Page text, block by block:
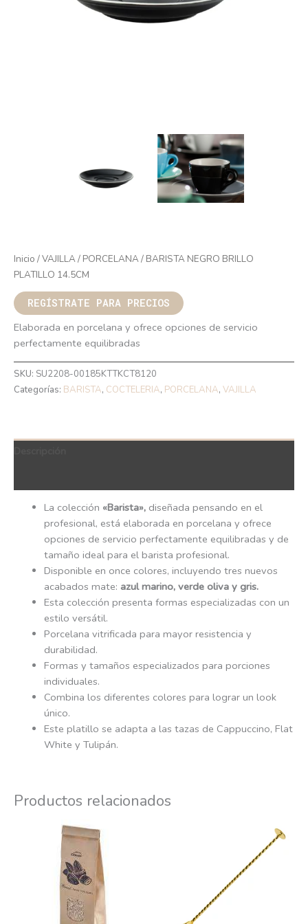
Inicio /VAJILLA/ PORCELANA/ BARISTA NEGRO BRILLO
PLATILLO 14.5CM
REGÍSTRATE PARA PRECIOS
Elaborada en porcelana y ofrece opciones de servicio
perfectamente equilibradas
SKU: SU2208-00185KTTKCT8120
Categorías: BARISTA, COCTELERIA, PORCELANA, VAJILLA
La colección «Barista»,diseñada pensando en el
profesional, está elaborada en porcelana y ofrece
opciones de servicio perfectamente equilibradas y de
tamaño ideal para el barista profesional.
Disponible en once colores, incluyendo tres nuevos
acabados mate: azul marino, verde oliva y gris.
Esta colección presenta formas especializadas con un
estilo versátil.
Porcelana vitrificada para mayor resistencia y
durabilidad.
Formas y tamaños especializados para porciones
individuales.
Combina los diferentes colores para lograr un look
único.
Este platillo se adapta a las tazas de Cappuccino, Flat
White y Tulipán.
Productos relacionados